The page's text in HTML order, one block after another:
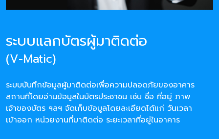
ระบบแลกบัตรผู้มาติดต่อ
(V-Matic)
ระบบบันทึกข้อมูลผู้มาติดต่อเพื่อความปลอดภัยของอาคาร
สถานที่โดยอ่านข้อมูลในบัตรประชาชน เช่น ชื่อ ที่อยู่ ภาพ
เจ้าของบัตร ฯลฯ จัดเก็บข้อมูลโดยละเอียดได้แก่ วันเวลา
เข้าออก หน่วยงานที่มาติดต่อ ระยะเวลาที่อยู่ในอาคาร